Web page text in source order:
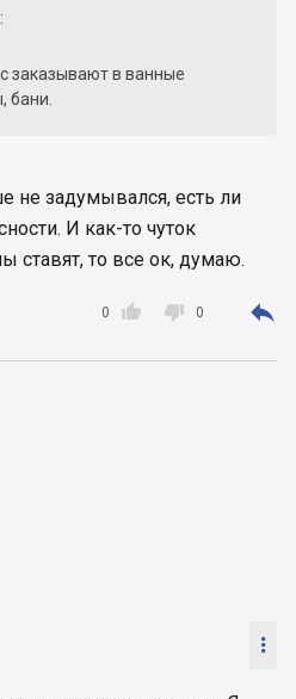
:
заказывают в ванные
бани.
не задумывался, есть ли
И как-то чуток
ставят, то все ок, думаю.

0  0 
